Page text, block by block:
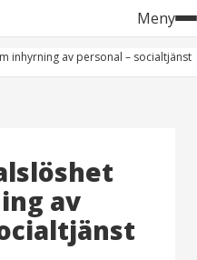
Meny
inhyrning av personal – socialtjänst
av